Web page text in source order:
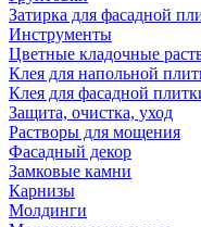
Затирка для фасадной
Инструменты
Цветные кладочные
Клея для напольной
Клея для фасадной
Защита, очистка, уход
Растворы для мощения
Фасадный декор
Замковые камни
Карнизы
Молдинги